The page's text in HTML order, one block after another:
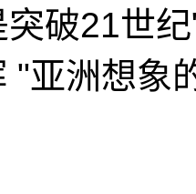
破21世
"亚洲想象